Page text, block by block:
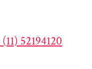
52194120